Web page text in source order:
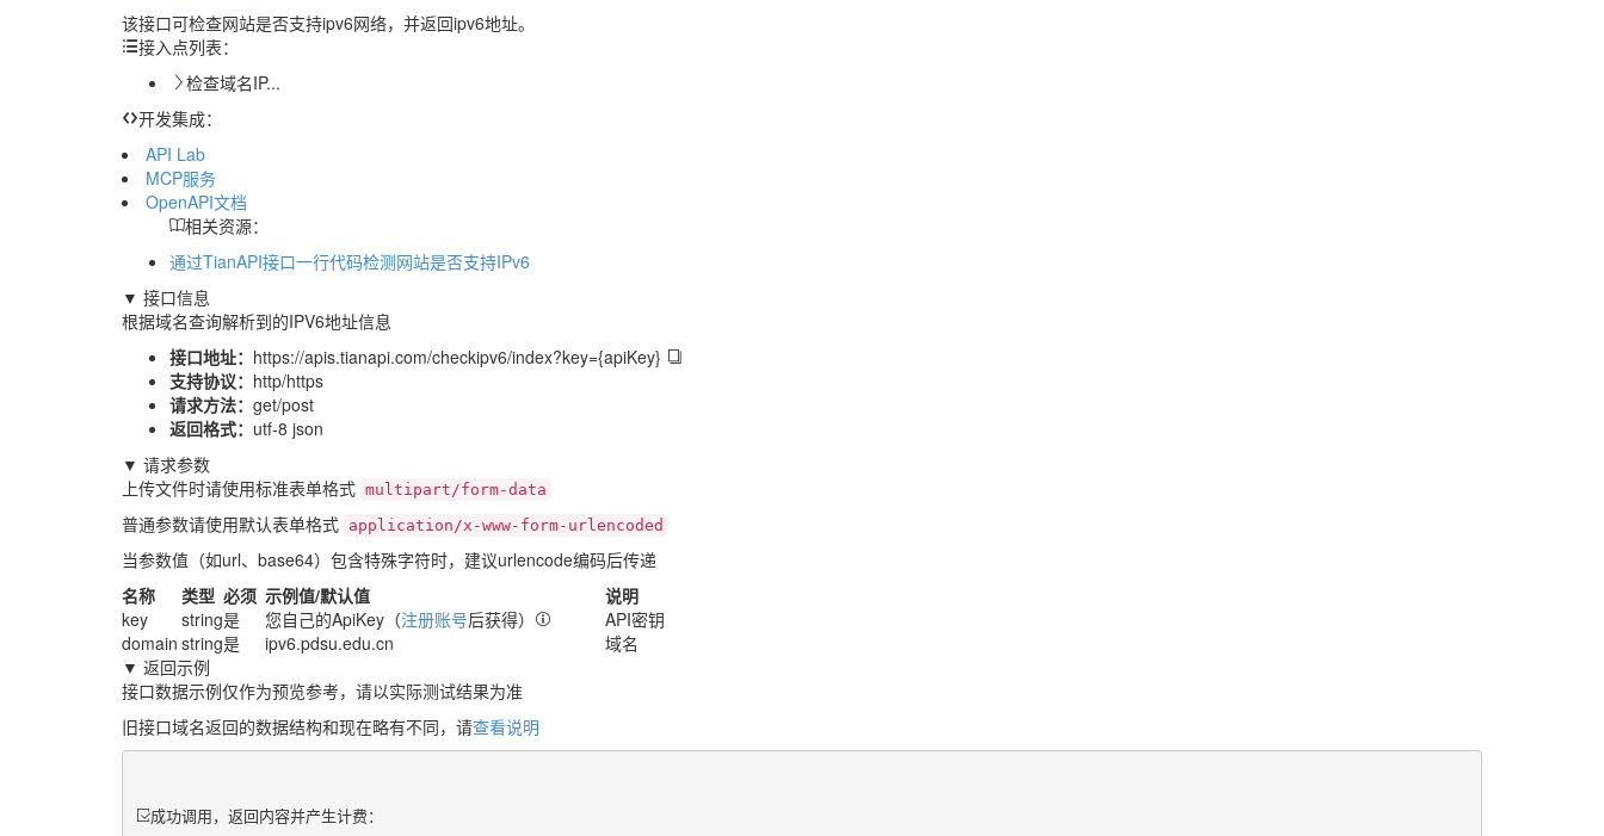
该接口可检查网站是否支持ipv6网络，并返回ipv6地址。
接入点列表：
检查域名IP...
开发集成：
API Lab
MCP服务
OpenAPI文档
相关资源：
通过TianAPI接口一行代码检测网站是否支持IPv6
▼ 接口信息
根据域名查询解析到的IPV6地址信息
接口地址： https://apis.tianapi.com/checkipv6/index?key={apiKey}
支持协议： http/https
请求方法： get/post
返回格式： utf-8 json
▼ 请求参数
上传文件时请使用标准表单格式 multipart/form-data
普通参数请使用默认表单格式 application/x-www-form-urlencoded
当参数值（如url、base64）包含特殊字符时，建议urlencode编码后传递
名称
类型 必须 示例值/默认值
说明
key
string是 您自己的ApiKey（注册账号后获得）
API密钥
domain string是 ipv6.pdsu.edu.cn
域名
▼ 返回示例
接口数据示例仅作为预览参考，请以实际测试结果为准
旧接口域名返回的数据结构和现在略有不同，请查看说明
成功调用，返回内容并产生计费：